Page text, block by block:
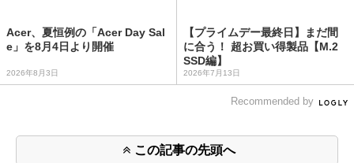
Acer、夏恒例の「Acer Day Sal
e」を8月4日より開催
2026年8月3日
【プライムデー最終日】まだ間
に合う！ 超お買い得製品【M.2
SSD編】
2026年7月13日
Recommended by
この記事の先頭へ